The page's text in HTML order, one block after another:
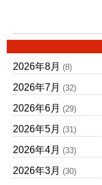
2026年8月 (8)
2026年7月 (32)
2026年6月 (29)
2026年5月 (31)
2026年4月 (33)
2026年3月 (30)